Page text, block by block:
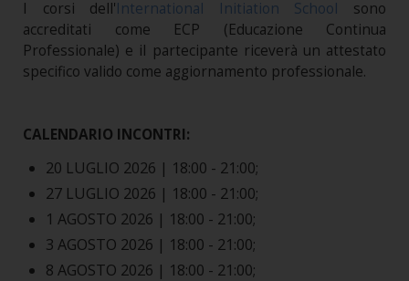
I corsi dell'International Initiation School sono
accreditati come ECP (Educazione Continua
Professionale) e il partecipante riceverà un attestato
specifico valido come aggiornamento professionale.
CALENDARIO INCONTRI:
20 LUGLIO 2026 | 18:00 - 21:00;
27 LUGLIO 2026 | 18:00 - 21:00;
1 AGOSTO 2026 | 18:00 - 21:00;
3 AGOSTO 2026 | 18:00 - 21:00;
8 AGOSTO 2026 | 18:00 - 21:00;